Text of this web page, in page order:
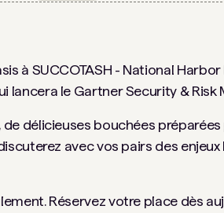
à SUCCOTASH - National
lancera le Gartner Security & Risk
délicieuses bouchées
avec vos pairs des
Réservez votre place dès